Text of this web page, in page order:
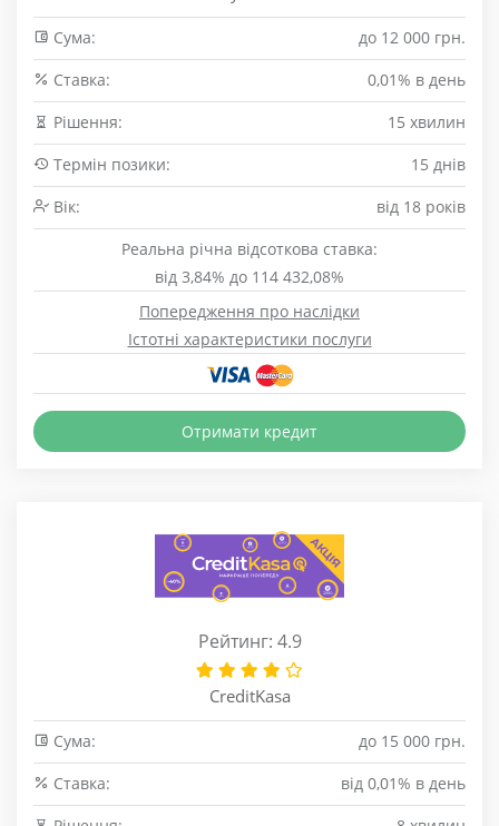
Сума:
до 12 000 грн.
Cтавка:
0,01% в день
Рішення:
15 хвилин
Термін позики:
15 днів
Вік:
від 18 років
Реальна річна відсоткова ставка:
від 3,84% до 114 432,08%
Попередження про наслідки
Істотні характеристики послуги
Отримати кредит
Рейтинг: 4.9
CreditKasa
Сума:
до 15 000 грн.
Cтавка:
від 0,01% в день